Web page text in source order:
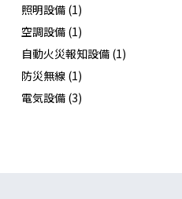
照明設備 (1)
空調設備 (1)
自動火災報知設備 (1)
防災無線 (1)
電気設備 (3)